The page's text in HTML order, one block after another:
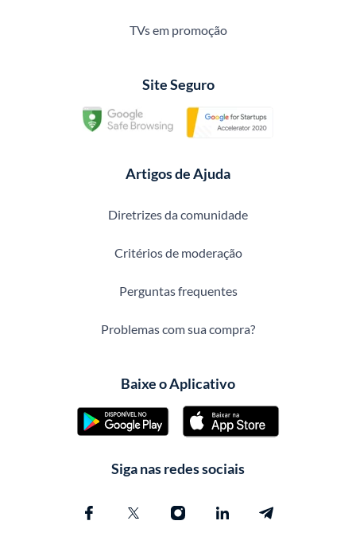
TVs em promoção
Site Seguro
Artigos de Ajuda
Diretrizes da comunidade
Critérios de moderação
Perguntas frequentes
Problemas com sua compra?
Baixe o Aplicativo
Siga nas redes sociais